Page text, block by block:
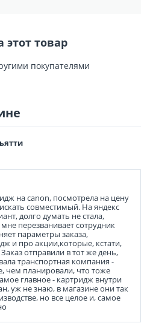
этот товар
покупателями
на canon, посмотрела на цену
совместимый. На яндекс
долго думать не стала,
перезванивает сотрудник
параметры заказа,
и про акции,которые, кстати,
отправили в тот же день,
транспортная компания -
чем планировали, что тоже
главное - картридж внутри
уж не знаю, в магазине они так
но все целое и, самое